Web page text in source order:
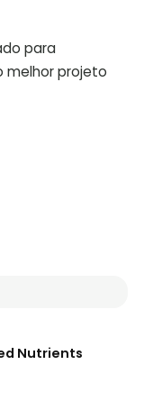
para
melhor projeto
Nutrients